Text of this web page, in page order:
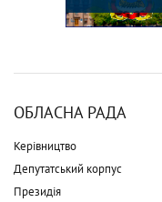
ОБЛАСНА РАДА
Керівництво
Депутатський корпус
Президія